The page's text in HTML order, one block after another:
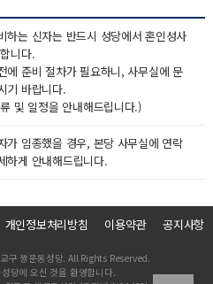
하는 신자는 반드시 성당에서 혼인성사
니다.
에 준비 절차가 필요하니, 사무실에 문
기 바랍니다.
및 일정을 안내해드립니다.)
가 임종했을 경우, 본당 사무실에 연락
하게 안내해드립니다.
개인정보처리방침 이용약관 공지사항
쌍문동성당. All Rights Reserved.
당에 오신 것을 환영합니다.